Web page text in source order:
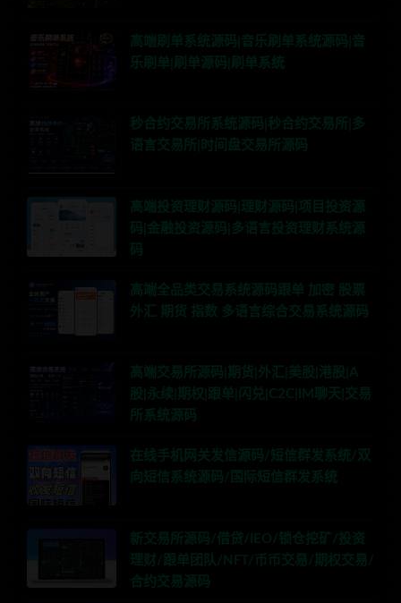
高端刷单系统源码|音乐刷单系统源码|音
乐刷单|刷单源码|刷单系统
秒合约交易所系统源码|秒合约交易所|多
语言交易所|时间盘交易所源码
高端投资理财源码|理财源码|项目投资源
码|金融投资源码|多语言投资理财系统源
码
高端全品类交易系统源码跟单 加密 股票
外汇 期货 指数 多语言综合交易系统源码
高端交易所源码|期货|外汇|美股|港股|A
股|永续|期权|跟单|闪兑|C2C|IM聊天|交易
所系统源码
在线手机网关发信源码/短信群发系统/双
向短信系统源码/国际短信群发系统
新交易所源码/借贷/IEO/锁仓挖矿/投资
理财/跟单团队/NFT/币币交易/期权交易/
合约交易源码